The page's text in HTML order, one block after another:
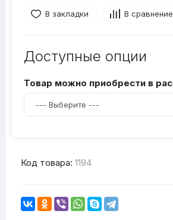
В закладки В сравнение
Доступные опции
Товар можно приобрести в
Код товара: 1194